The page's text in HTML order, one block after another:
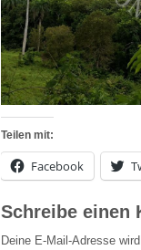
Teilen mit:
Facebook
Schreibe einen
Deine E-Mail-Adresse